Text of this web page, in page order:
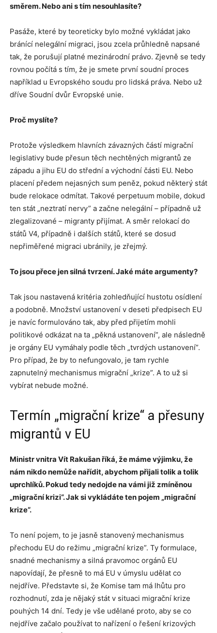
směrem. Nebo ani s tím nesouhlasíte?
Pasáže, které by teoreticky bylo možné vykládat jako
bránící nelegální migraci, jsou zcela průhledně napsané
tak, že porušují platné mezinárodní právo. Zjevně se tedy
rovnou počítá s tím, že je smete první soudní proces
například u Evropského soudu pro lidská práva. Nebo už
dříve Soudní dvůr Evropské unie.
Proč myslíte?
Protože výsledkem hlavních závazných částí migrační
legislativy bude přesun těch nechtěných migrantů ze
západu a jihu EU do střední a východní části EU. Nebo
placení předem nejasných sum peněz, pokud některý stát
bude relokace odmítat. Takové perpetuum mobile, dokud
ten stát „neztratí nervy” a začne nelegální – případně už
zlegalizované – migranty přijímat. A směr relokací do
států V4, případně i dalších států, které se dosud
nepřiměřené migraci ubránily, je zřejmý.
To jsou přece jen silná tvrzení. Jaké máte argumenty?
Tak jsou nastavená kritéria zohledňující hustotu osídlení
a podobně. Množství ustanovení v deseti předpisech EU
je navíc formulováno tak, aby před přijetím mohli
politikové odkázat na ta „pěkná ustanovení”, ale následně
je orgány EU vymáhaly podle těch „tvrdých ustanovení”.
Pro případ, že by to nefungovalo, je tam rychle
zapnutelný mechanismus migrační „krize”. A to už si
vybírat nebude možné.
Termín „migrační krize“ a přesuny
migrantů v EU
Ministr vnitra Vít Rakušan říká, že máme výjimku, že
nám nikdo nemůže nařídit, abychom přijali tolik a tolik
uprchlíků. Pokud tedy nedojde na vámi již zmíněnou
„migrační krizi“. Jak si vykládáte ten pojem „migrační
krize“.
To není pojem, to je jasně stanovený mechanismus
přechodu EU do režimu „migrační krize”. Ty formulace,
snadné mechanismy a silná pravomoc orgánů EU
napovídají, že přesně to má EU v úmyslu udělat co
nejdříve. Představte si, že Komise tam má lhůtu pro
rozhodnutí, zda je nějaký stát v situaci migrační krize
pouhých 14 dní. Tedy je vše udělané proto, aby se co
nejdříve začalo používat to nařízení o řešení krizových